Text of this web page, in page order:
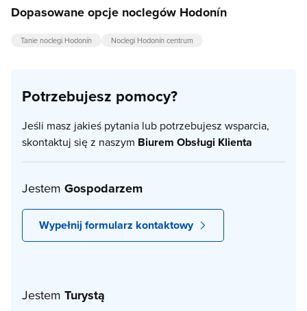
Dopasowane opcje noclegów Hodonín
Tanie noclegi Hodonín Noclegi Hodonín centrum
Potrzebujesz pomocy?
Jeśli masz jakieś pytania lub potrzebujesz wsparcia,
skontaktuj się z naszym Biurem Obsługi Klienta
Jestem Gospodarzem
Wypełnij formularz kontaktowy
Jestem Turystą